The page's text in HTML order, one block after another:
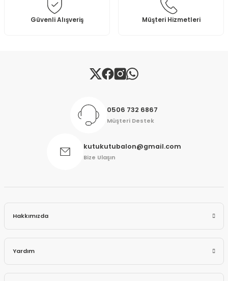
Bu ürüne benzer farklı alternatifler olmalı.
Gönder
Güvenli Alışveriş Müşteri Hizmetleri
0506 732 6867
Müşteri Destek
kutukutubalon@gmail.com
Bize Ulaşın
Hakkımızda
Yardım